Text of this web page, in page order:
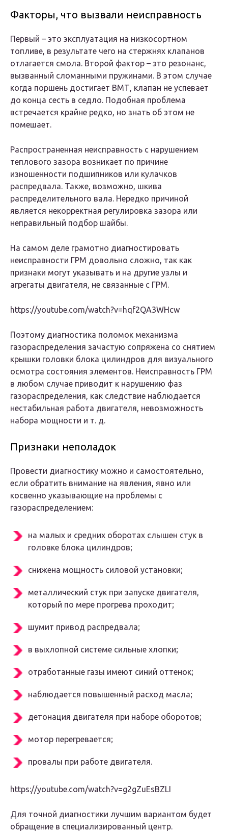
Факторы, что вызвали неисправность
Первый – это эксплуатация на низкосортном
топливе, в результате чего на стержнях клапанов
отлагается смола. Второй фактор – это резонанс,
вызванный сломанными пружинами. В этом случае
когда поршень достигает ВМТ, клапан не успевает
до конца сесть в седло. Подобная проблема
встречается крайне редко, но знать об этом не
помешает.
Распространенная неисправность с нарушением
теплового зазора возникает по причине
изношенности подшипников или кулачков
распредвала. Также, возможно, шкива
распределительного вала. Нередко причиной
является некорректная регулировка зазора или
неправильный подбор шайбы.
На самом деле грамотно диагностировать
неисправности ГРМ довольно сложно, так как
признаки могут указывать и на другие узлы и
агрегаты двигателя, не связанные с ГРМ.
https://youtube.com/watch?v=hqf2QA3WHcw
Поэтому диагностика поломок механизма
газораспределения зачастую сопряжена со снятием
крышки головки блока цилиндров для визуального
осмотра состояния элементов. Неисправность ГРМ
в любом случае приводит к нарушению фаз
газораспределения, как следствие наблюдается
нестабильная работа двигателя, невозможность
набора мощности и т. д.
Признаки неполадок
Провести диагностику можно и самостоятельно,
если обратить внимание на явления, явно или
косвенно указывающие на проблемы с
газораспределением:
на малых и средних оборотах слышен стук в
головке блока цилиндров;
снижена мощность силовой установки;
металлический стук при запуске двигателя,
который по мере прогрева проходит;
шумит привод распредвала;
в выхлопной системе сильные хлопки;
отработанные газы имеют синий оттенок;
наблюдается повышенный расход масла;
детонация двигателя при наборе оборотов;
мотор перегревается;
провалы при работе двигателя.
https://youtube.com/watch?v=g2gZuEsBZLI
Для точной диагностики лучшим вариантом будет
обращение в специализированный центр.